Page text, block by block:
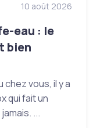
10 août 2026
eau : le
bien
vous, il y a
qui fait un
...